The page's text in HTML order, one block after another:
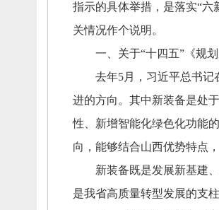
指示的具体举措， 是落实“六
关情况作个说明。
一、 关于“十四五”《规
去年5月， 习近平总书记
进的方向。 其中新装备是处
性、 新增智能化绿色化功能
向， 能够结合山西优势特点，
新装备既是发展新基建、
是我省高质量转型发展的支柱